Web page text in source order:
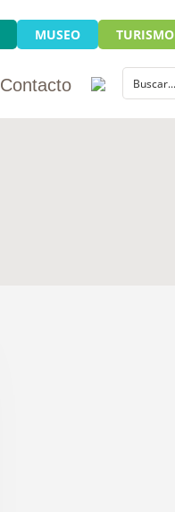
MUSEO TURISMO
Contacto